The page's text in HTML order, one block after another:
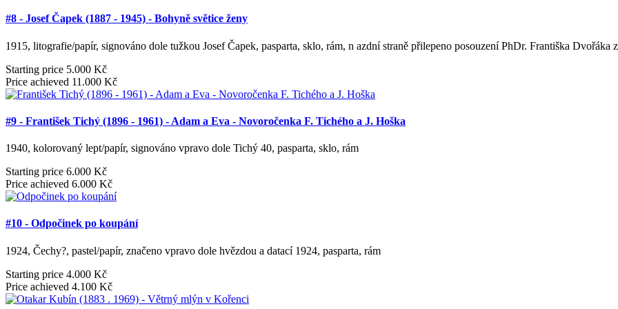
#8 - Josef Čapek (1887 - 1945) - Bohyně světice ženy
1915, litografie/papír, signováno dole tužkou Josef Čapek, pasparta, sklo, rám, n azdní straně přilepeno posouzení PhDr. Františka Dvořáka
Starting price 5.000 Kč
Price achieved 11.000 Kč
#9 - František Tichý (1896 - 1961) - Adam a Eva - Novoročenka F. Tichého a J. Hoška
1940, kolorovaný lept/papír, signováno vpravo dole Tichý 40, pasparta, sklo, rám
Starting price 6.000 Kč
Price achieved 6.000 Kč
#10 - Odpočinek po koupání
1924, Čechy?, pastel/papír, značeno vpravo dole hvězdou a datací 1924, pasparta, rám
Starting price 4.000 Kč
Price achieved 4.100 Kč